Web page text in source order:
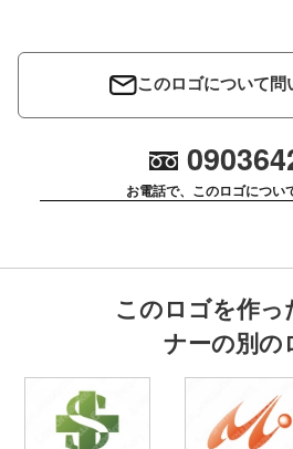
このロゴについて問
お電話で、このロゴについ
このロゴを作っ
ナーの別の